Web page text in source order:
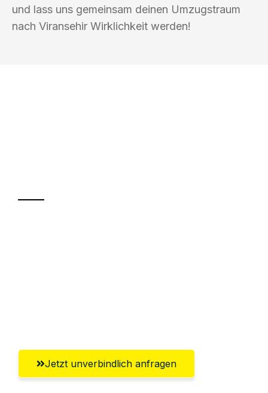
und lass uns gemeinsam deinen Umzugstraum
nach Viransehir Wirklichkeit werden!
Jetzt unverbindlich anfragen